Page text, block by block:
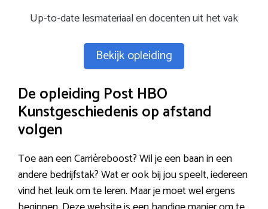
Up-to-date lesmateriaal en docenten uit het vak
Bekijk opleiding
De opleiding Post HBO
Kunstgeschiedenis op afstand
volgen
Toe aan een Carrièreboost? Wil je een baan in een
andere bedrijfstak? Wat er ook bij jou speelt, iedereen
vind het leuk om te leren. Maar je moet wel ergens